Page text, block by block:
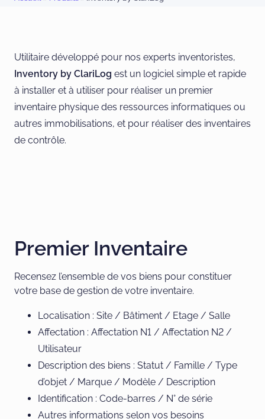
Utilitaire développé pour nos experts inventoristes,
Inventory by ClariLog est un logiciel simple et rapide
à installer et à utiliser pour réaliser un premier
inventaire physique des ressources informatiques ou
autres immobilisations, et pour réaliser des inventaires
de contrôle.
Premier Inventaire
Recensez l’ensemble de vos biens pour constituer
votre base de gestion de votre inventaire.
Localisation : Site / Bâtiment / Etage / Salle
Affectation : Affectation N1 / Affectation N2 /
Utilisateur
Description des biens : Statut / Famille / Type
d’objet / Marque / Modèle / Description
Identification : Code-barres / N° de série
Autres informations selon vos besoins